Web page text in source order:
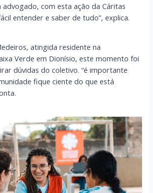
advogado, com esta ação da Cáritas
entender e saber de tudo”, explica.
atingida residente na
Verde em Dionísio, este momento foi
dúvidas do coletivo. “é importante
fique ciente do que está